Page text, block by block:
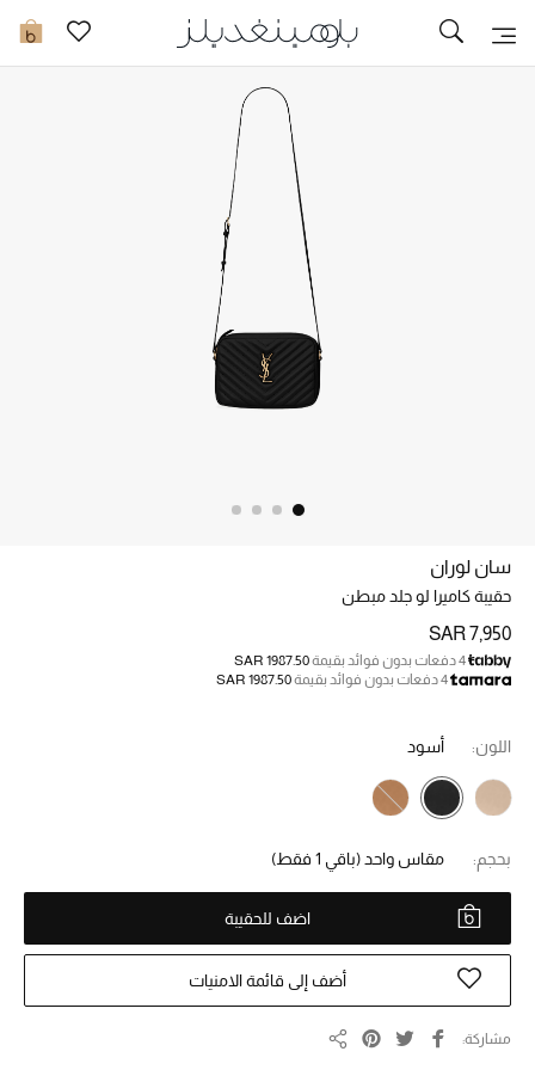
0 توصيل سريع
ما وصلنا حديثاً
الأطفال
مستلزمات المنزل
جديد لدينا
النساء
عرض جميع المنتجات
ما وصلنا حديثاً
سان لوران
حقيبة كاميرا لو جلد مبطن
SAR 7,950
4 دفعات بدون فوائد بقيمة
SAR 1987.50
4 دفعات بدون فوائد بقيمة
SAR 1987.50
اللون: أسود
بحجم: مقاس واحد (باقي 1 فقط)
اضف للحقيبة
أضف إلى قائمة الامنيات
مشاركة